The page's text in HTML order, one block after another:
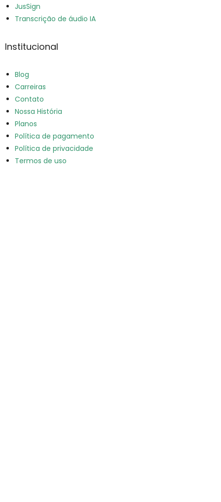
JusSign
Transcrição de áudio IA
Institucional
Blog
Carreiras
Contato
Nossa História
Planos
Política de pagamento
Política de privacidade
Termos de uso